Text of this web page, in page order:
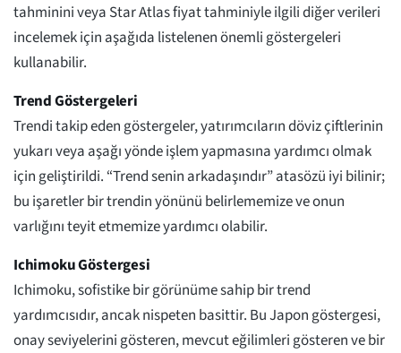
tahminini veya Star Atlas fiyat tahminiyle ilgili diğer verileri
incelemek için aşağıda listelenen önemli göstergeleri
kullanabilir.
Trend Göstergeleri
Trendi takip eden göstergeler, yatırımcıların döviz çiftlerinin
yukarı veya aşağı yönde işlem yapmasına yardımcı olmak
için geliştirildi. “Trend senin arkadaşındır” atasözü iyi bilinir;
bu işaretler bir trendin yönünü belirlememize ve onun
varlığını teyit etmemize yardımcı olabilir.
Ichimoku Göstergesi
Ichimoku, sofistike bir görünüme sahip bir trend
yardımcısıdır, ancak nispeten basittir. Bu Japon göstergesi,
onay seviyelerini gösteren, mevcut eğilimleri gösteren ve bir